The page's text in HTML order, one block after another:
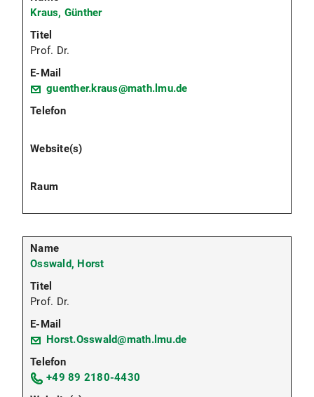
Kraus, Günther
Prof. Dr.
guenther.kraus@math.lmu.de
Osswald, Horst
Prof. Dr.
Horst.Osswald@math.lmu.de
+49 89 2180-4430